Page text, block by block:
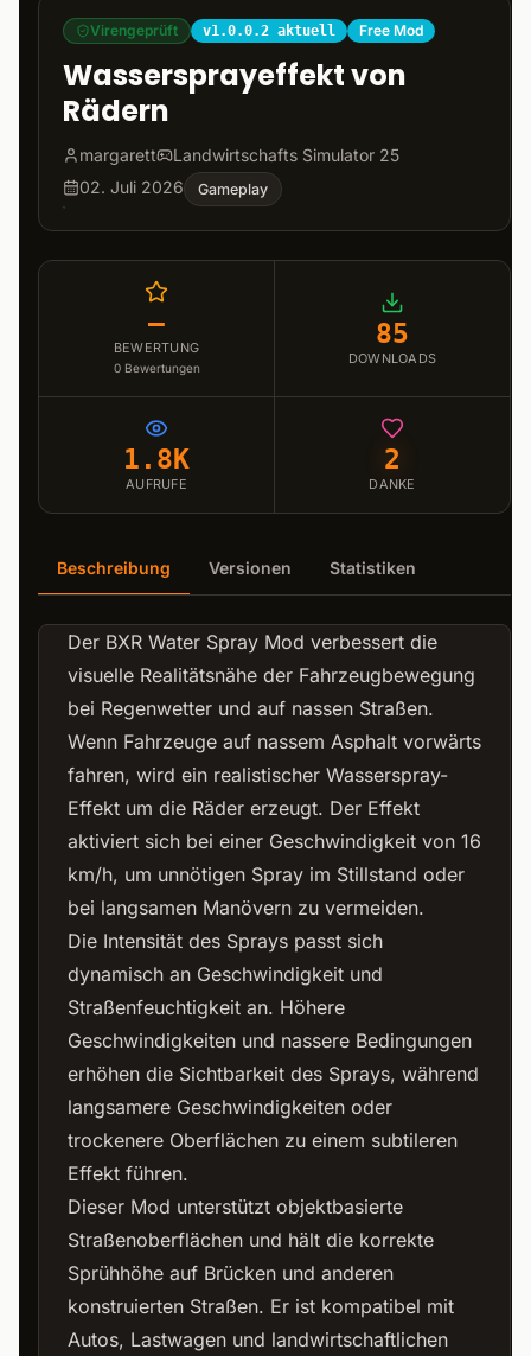
Virengeprüft v1.0.0.2 aktuell Free Mod
Wassersprayeffekt von
Rädern
margarett
Landwirtschafts Simulator 25
02. Juli 2026
Gameplay
–
BEWERTUNG
0 Bewertungen
85
DOWNLOADS
1.8K
AUFRUFE
2
DANKE
Beschreibung Versionen Statistiken
Der BXR Water Spray Mod verbessert die
visuelle Realitätsnähe der Fahrzeugbewegung
bei Regenwetter und auf nassen Straßen.
Wenn Fahrzeuge auf nassem Asphalt vorwärts
fahren, wird ein realistischer Wasserspray-
Effekt um die Räder erzeugt. Der Effekt
aktiviert sich bei einer Geschwindigkeit von 16
km/h, um unnötigen Spray im Stillstand oder
bei langsamen Manövern zu vermeiden.
Die Intensität des Sprays passt sich
dynamisch an Geschwindigkeit und
Straßenfeuchtigkeit an. Höhere
Geschwindigkeiten und nassere Bedingungen
erhöhen die Sichtbarkeit des Sprays, während
langsamere Geschwindigkeiten oder
trockenere Oberflächen zu einem subtileren
Effekt führen.
Dieser Mod unterstützt objektbasierte
Straßenoberflächen und hält die korrekte
Sprühhöhe auf Brücken und anderen
konstruierten Straßen. Er ist kompatibel mit
Autos, Lastwagen und landwirtschaftlichen